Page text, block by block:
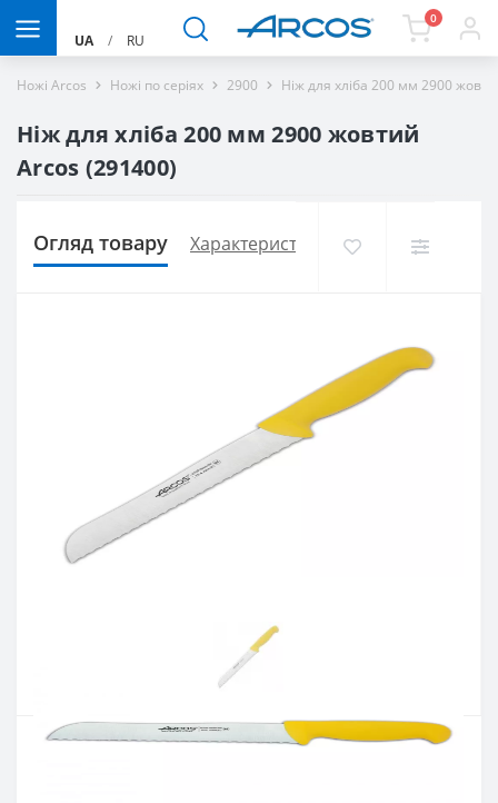
UA / RU
0
Ножі Arcos Ножі по серіях 2900 Ніж для хліба 200 мм 2900
Ніж для хліба 200 мм 2900 жовтий
Arcos (291400)
Огляд товару Характеристики Доставка і
Артикул:291400